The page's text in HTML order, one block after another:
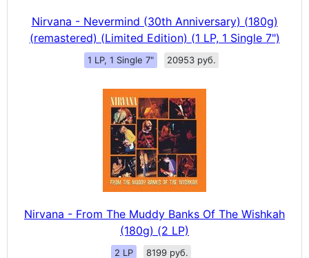
Nirvana - Nevermind (30th Anniversary) (180g)
(remastered) (Limited Edition) (1 LP, 1 Single 7")
1 LP, 1 Single 7" 20953 руб.
Nirvana - From The Muddy Banks Of The Wishkah
(180g) (2 LP)
2 LP 8199 руб.